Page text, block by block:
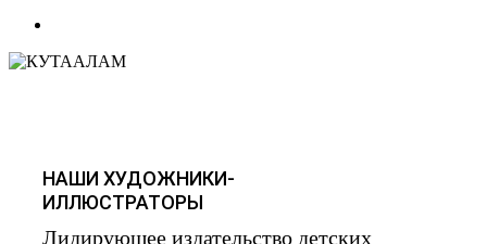
НАШИ ХУДОЖНИКИ-
ИЛЛЮСТРАТОРЫ
Лидирующее издательство детских